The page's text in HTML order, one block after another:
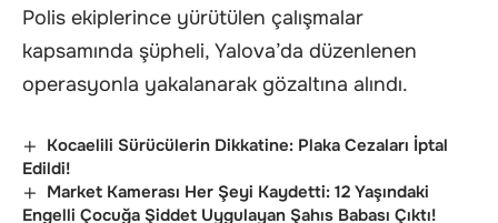
Polis ekiplerince yürütülen çalışmalar
kapsamında şüpheli, Yalova’da düzenlenen
operasyonla yakalanarak gözaltına alındı.
Kocaelili Sürücülerin Dikkatine: Plaka Cezaları İptal
Edildi!
Market Kamerası Her Şeyi Kaydetti: 12 Yaşındaki
Engelli Çocuğa Şiddet Uygulayan Şahıs Babası Çıktı!